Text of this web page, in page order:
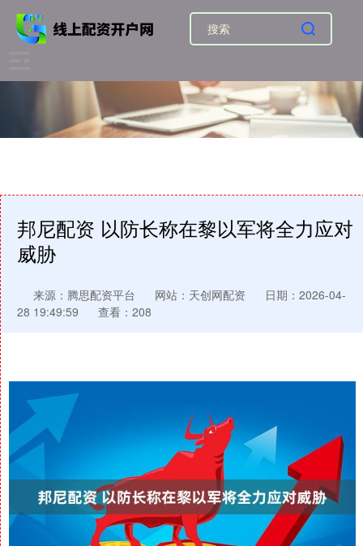
邦尼配资 以防长称在黎以军将全力应对
威胁
来源：腾思配资平台 网站：天创网配资
日期：2026-04-
28 19:49:59
查看：208